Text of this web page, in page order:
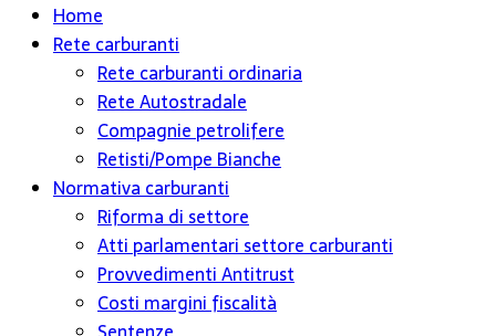
Home
Rete carburanti
Rete carburanti ordinaria
Rete Autostradale
Compagnie petrolifere
Retisti/Pompe Bianche
Normativa carburanti
Riforma di settore
Atti parlamentari settore carburanti
Provvedimenti Antitrust
Costi margini fiscalità